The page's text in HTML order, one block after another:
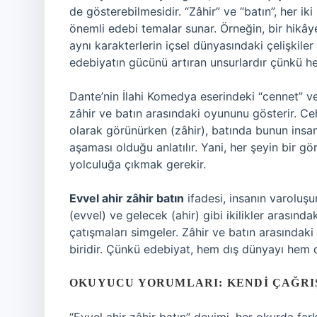
de gösterebilmesidir. “Zâhir” ve “batın”, her
önemli edebi temalar sunar. Örneğin, bir
aynı karakterlerin içsel dünyasındaki
edebiyatın gücünü artıran unsurlardır çünkü
Dante’nin İlahi Komedya eserindeki “cennet”
zâhir ve batın arasındaki oyununu gösterir.
olarak görünürken (zâhir), batında bunun
aşaması olduğu anlatılır. Yani, her şeyin bir
yolculuğa çıkmak gerekir.
Evvel ahir zâhir batın ifadesi, insanın
(evvel) ve gelecek (ahir) gibi ikilikler
çatışmaları simgeler. Zâhir ve batın
biridir. Çünkü edebiyat, hem dış dünyayı
OKUYUCU YORUMLARI: KENDI